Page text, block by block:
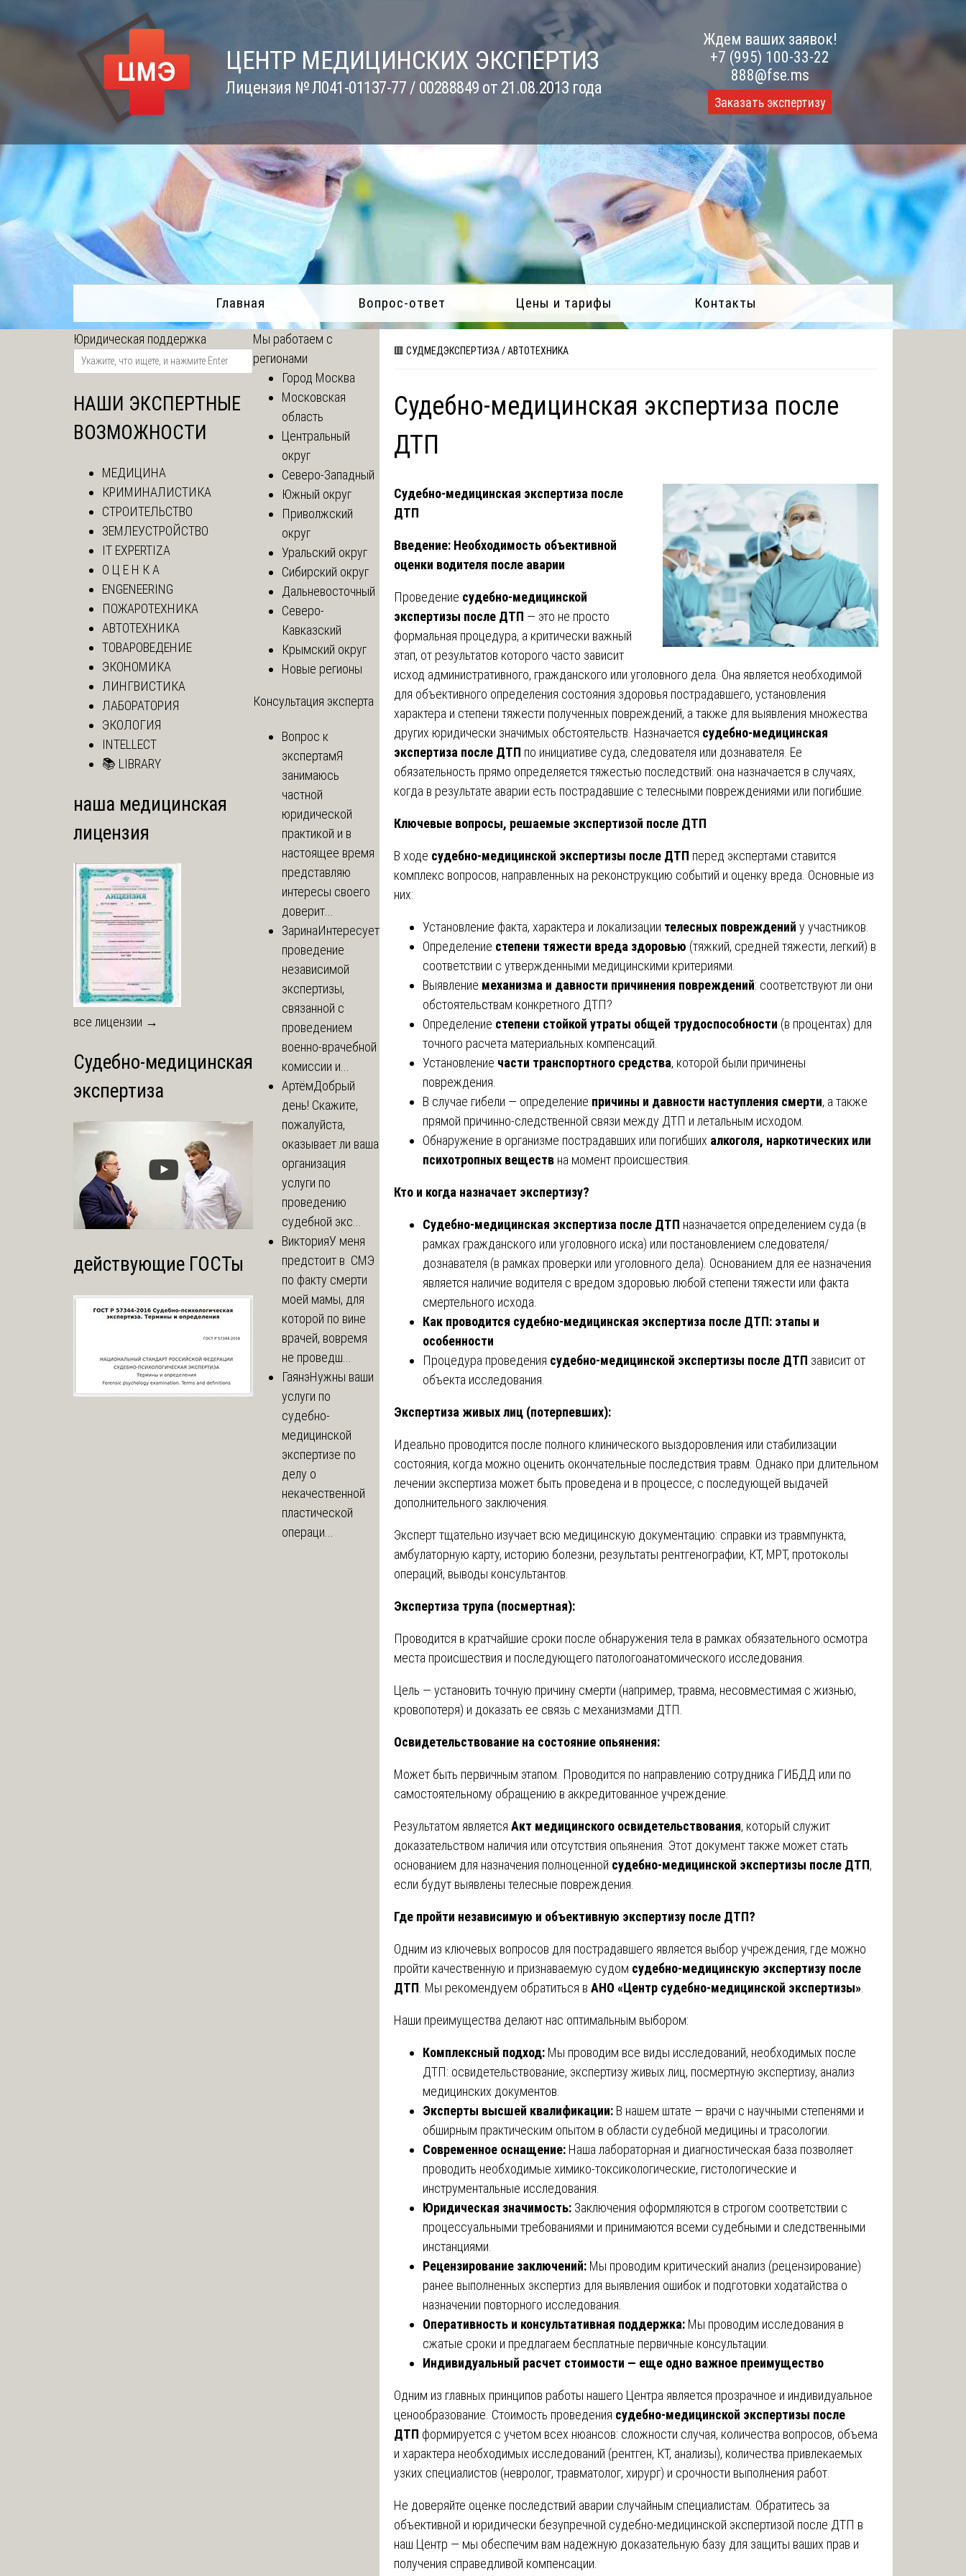
ЦЕНТР МЕДИЦИНСКИХ ЭКСПЕРТИЗ
Лицензия № Л041-01137-77 / 00288849 от 21.08.2013 года
Ждем ваших заявок!
+7 (995) 100-33-22
888@fse.ms
Заказать экспертизу
Главная Вопрос-ответ Цены и тарифы Контакты
🟥 СУДМЕДЭКСПЕРТИЗА/АВТОТЕХНИКА
Судебно-медицинская экспертиза после
ДТП
Судебно-медицинская экспертиза после
ДТП
Введение: Необходимость объективной
оценки водителя после аварии
Проведение судебно-медицинской
экспертизы после ДТП — это не просто
формальная процедура, а критически важный
этап, от результатов которого часто зависит
исход административного, гражданского или уголовного дела. Она является необходимой
для объективного определения состояния здоровья пострадавшего, установления
характера и степени тяжести полученных повреждений, а также для выявления множества
других юридически значимых обстоятельств. Назначается судебно-медицинская
экспертиза после ДТП по инициативе суда, следователя или дознавателя. Ее
обязательность прямо определяется тяжестью последствий: она назначается в случаях,
когда в результате аварии есть пострадавшие с телесными повреждениями или погибшие.
Ключевые вопросы, решаемые экспертизой после ДТП
В ходе судебно-медицинской экспертизы после ДТП перед экспертами ставится
комплекс вопросов, направленных на реконструкцию событий и оценку вреда. Основные из
них:
Установление факта, характера и локализации телесных повреждений у участников.
Определение степени тяжести вреда здоровью (тяжкий, средней тяжести, легкий) в
соответствии с утвержденными медицинскими критериями.
Выявление механизма и давности причинения повреждений: соответствуют ли они
обстоятельствам конкретного ДТП?
Определение степени стойкой утраты общей трудоспособности (в процентах) для
точного расчета материальных компенсаций.
Установление части транспортного средства, которой были причинены
повреждения.
В случае гибели — определение причины и давности наступления смерти, а также
прямой причинно-следственной связи между ДТП и летальным исходом.
Обнаружение в организме пострадавших или погибших алкоголя, наркотических или
психотропных веществ на момент происшествия.
Кто и когда назначает экспертизу?
Судебно-медицинская экспертиза после ДТП назначается определением суда (в
рамках гражданского или уголовного иска) или постановлением следователя/
дознавателя (в рамках проверки или уголовного дела). Основанием для ее назначения
является наличие водителя с вредом здоровью любой степени тяжести или факта
смертельного исхода.
Как проводится судебно-медицинская экспертиза после ДТП: этапы и
особенности
Процедура проведения судебно-медицинской экспертизы после ДТП зависит от
объекта исследования.
Экспертиза живых лиц (потерпевших):
Идеально проводится после полного клинического выздоровления или стабилизации
состояния, когда можно оценить окончательные последствия травм. Однако при длительном
лечении экспертиза может быть проведена и в процессе, с последующей выдачей
дополнительного заключения.
Эксперт тщательно изучает всю медицинскую документацию: справки из травмпункта,
амбулаторную карту, историю болезни, результаты рентгенографии, КТ, МРТ, протоколы
операций, выводы консультантов.
Экспертиза трупа (посмертная):
Проводится в кратчайшие сроки после обнаружения тела в рамках обязательного осмотра
места происшествия и последующего патологоанатомического исследования.
Цель — установить точную причину смерти (например, травма, несовместимая с жизнью,
кровопотеря) и доказать ее связь с механизмами ДТП.
Освидетельствование на состояние опьянения:
Может быть первичным этапом. Проводится по направлению сотрудника ГИБДД или по
самостоятельному обращению в аккредитованное учреждение.
Результатом является Акт медицинского освидетельствования, который служит
доказательством наличия или отсутствия опьянения. Этот документ также может стать
основанием для назначения полноценной судебно-медицинской экспертизы после ДТП,
если будут выявлены телесные повреждения.
Где пройти независимую и объективную экспертизу после ДТП?
Одним из ключевых вопросов для пострадавшего является выбор учреждения, где можно
пройти качественную и признаваемую судом судебно-медицинскую экспертизу после
ДТП . Мы рекомендуем обратиться в АНО «Центр судебно-медицинской экспертизы»
Наши преимущества делают нас оптимальным выбором:
Комплексный подход: Мы проводим все виды исследований, необходимых после
ДТП: освидетельствование, экспертизу живых лиц, посмертную экспертизу, анализ
медицинских документов.
Эксперты высшей квалификации: В нашем штате — врачи с научными степенями и
обширным практическим опытом в области судебной медицины и трасологии.
Современное оснащение: Наша лабораторная и диагностическая база позволяет
проводить необходимые химико-токсикологические, гистологические и
инструментальные исследования.
Юридическая значимость: Заключения оформляются в строгом соответствии с
процессуальными требованиями и принимаются всеми судебными и следственными
инстанциями.
Рецензирование заключений: Мы проводим критический анализ (рецензирование)
ранее выполненных экспертиз для выявления ошибок и подготовки ходатайства о
назначении повторного исследования.
Оперативность и консультативная поддержка: Мы проводим исследования в
сжатые сроки и предлагаем бесплатные первичные консультации.
Индивидуальный расчет стоимости — еще одно важное преимущество
Одним из главных принципов работы нашего Центра является прозрачное и индивидуальное
ценообразование. Стоимость проведения судебно-медицинской экспертизы после
ДТП формируется с учетом всех нюансов: сложности случая, количества вопросов, объема
и характера необходимых исследований (рентген, КТ, анализы), количества привлекаемых
узких специалистов (невролог, травматолог, хирург) и срочности выполнения работ.
Не доверяйте оценке последствий аварии случайным специалистам. Обратитесь за
объективной и юридически безупречной судебно-медицинской экспертизой после ДТП в
наш Центр — мы обеспечим вам надежную доказательную базу для защиты ваших прав и
получения справедливой компенсации.
Юридическая поддержка
НАШИ ЭКСПЕРТНЫЕ
ВОЗМОЖНОСТИ
МЕДИЦИНА
КРИМИНАЛИСТИКА
СТРОИТЕЛЬСТВО
ЗЕМЛЕУСТРОЙСТВО
IT EXPERTIZA
О Ц Е Н К А
ENGENEERING
ПОЖАРОТЕХНИКА
АВТОТЕХНИКА
ТОВАРОВЕДЕНИЕ
ЭКОНОМИКА
ЛИНГВИСТИКА
ЛАБОРАТОРИЯ
ЭКОЛОГИЯ
INTELLECT
📚 LIBRARY
наша медицинская
лицензия
все лицензии →
Судебно-медицинская
экспертиза
действующие ГОСТы
Мы работаем с
регионами
Город Москва
Московская
область
Центральный
округ
Северо-Западный
Южный округ
Приволжский
округ
Уральский округ
Сибирский округ
Дальневосточный
Северо-
Кавказский
Крымский округ
Новые регионы
Консультация эксперта
Вопрос к
экспертамЯ
занимаюсь
частной
юридической
практикой и в
настоящее время
представляю
интересы своего
доверит...
ЗаринаИнтересует
проведение
независимой
экспертизы,
связанной с
проведением
военно-врачебной
комиссии и...
АртёмДобрый
день! Скажите,
пожалуйста,
оказывает ли ваша
организация
услуги по
проведению
судебной экс...
ВикторияУ меня
предстоит в СМЭ
по факту смерти
моей мамы, для
которой по вине
врачей, вовремя
не проведш...
ГаянэНужны ваши
услуги по
судебно-
медицинской
экспертизе по
делу о
некачественной
пластической
операци...